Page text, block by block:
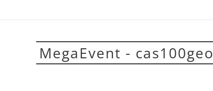
MegaEvent - cas100geo